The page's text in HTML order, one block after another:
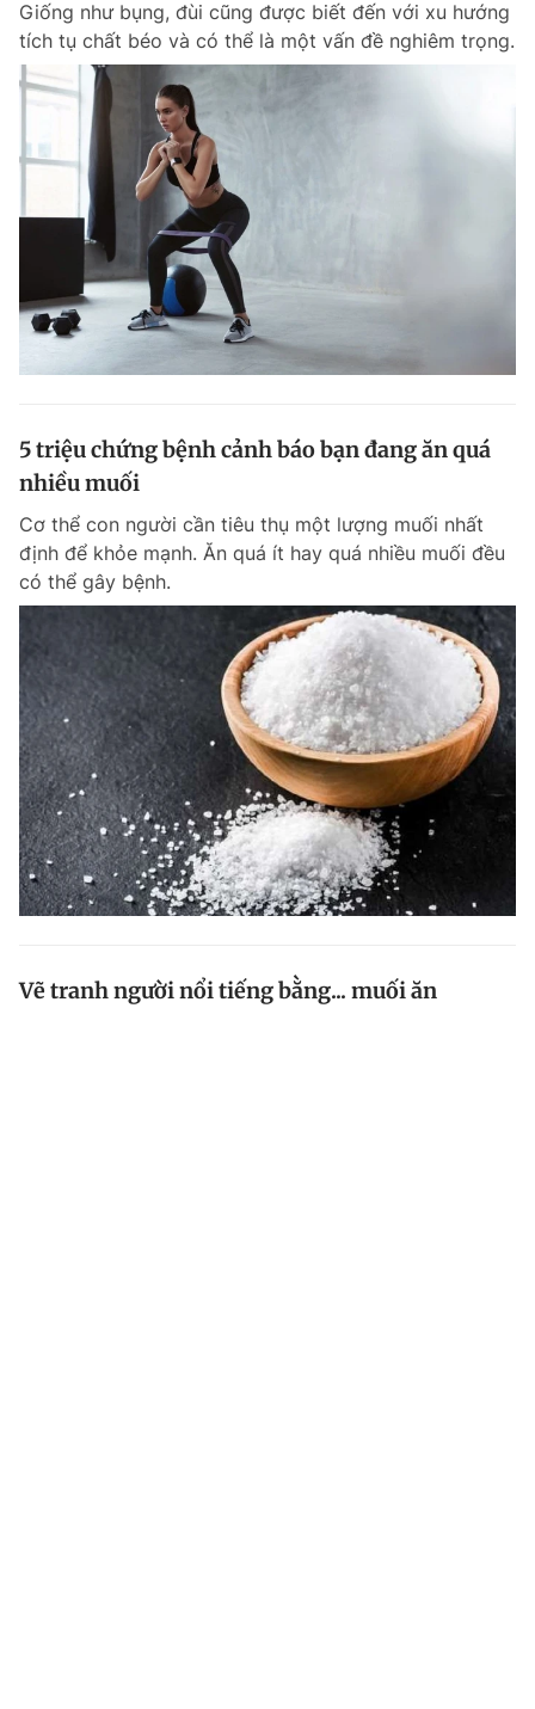
Giống như bụng, đùi cũng được biết đến với xu hướng
tích tụ chất béo và có thể là một vấn đề nghiêm trọng.
5 triệu chứng bệnh cảnh báo bạn đang ăn quá
nhiều muối
Cơ thể con người cần tiêu thụ một lượng muối nhất
định để khỏe mạnh. Ăn quá ít hay quá nhiều muối đều
có thể gây bệnh.
Vẽ tranh người nổi tiếng bằng... muối ăn